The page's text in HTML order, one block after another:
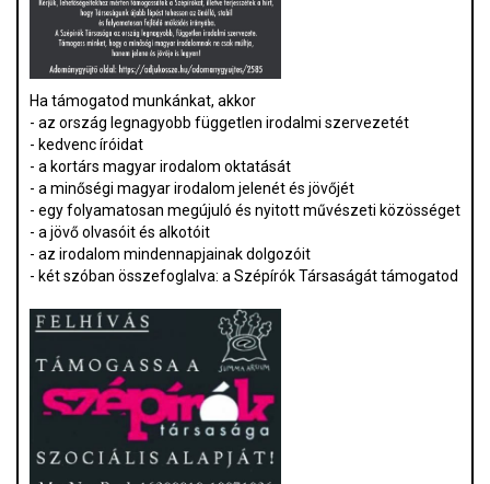
Ha támogatod munkánkat, akkor
- az ország legnagyobb független irodalmi szervezetét
- kedvenc íróidat
- a kortárs magyar irodalom oktatását
- a minőségi magyar irodalom jelenét és jövőjét
- egy folyamatosan megújuló és nyitott művészeti közösséget
- a jövő olvasóit és alkotóit
- az irodalom mindennapjainak dolgozóit
- két szóban összefoglalva: a Szépírók Társaságát támogatod